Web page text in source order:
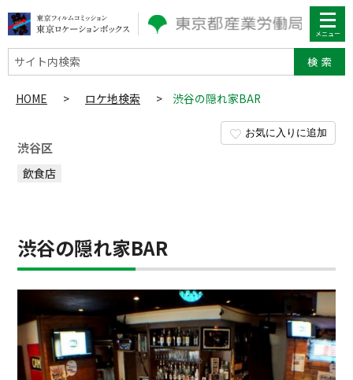
サイト内検索
HOME > ロケ地検索 > 渋谷の隠れ家BAR
お気に入りに追加
渋谷区
飲食店
渋谷の隠れ家BAR